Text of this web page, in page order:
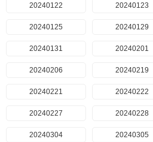
20240122 20240123
20240125 20240129
20240131 20240201
20240206 20240219
20240221 20240222
20240227 20240228
20240304 20240305